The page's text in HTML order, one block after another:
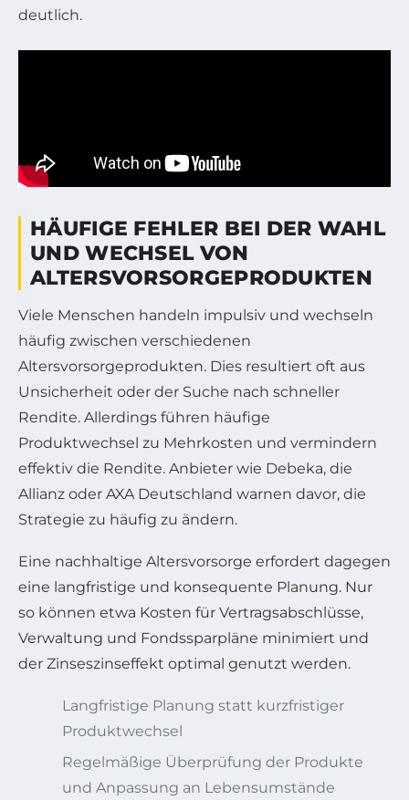
deutlich.
HÄUFIGE FEHLER BEI DER WAHL
UND WECHSEL VON
ALTERSVORSORGEPRODUKTEN
Viele Menschen handeln impulsiv und wechseln
häufig zwischen verschiedenen
Altersvorsorgeprodukten. Dies resultiert oft aus
Unsicherheit oder der Suche nach schneller
Rendite. Allerdings führen häufige
Produktwechsel zu Mehrkosten und vermindern
effektiv die Rendite. Anbieter wie Debeka, die
Allianz oder AXA Deutschland warnen davor, die
Strategie zu häufig zu ändern.
Eine nachhaltige Altersvorsorge erfordert dagegen
eine langfristige und konsequente Planung. Nur
so können etwa Kosten für Vertragsabschlüsse,
Verwaltung und Fondssparpläne minimiert und
der Zinseszinseffekt optimal genutzt werden.
Langfristige Planung statt kurzfristiger
Produktwechsel
Regelmäßige Überprüfung der Produkte
und Anpassung an Lebensumstände